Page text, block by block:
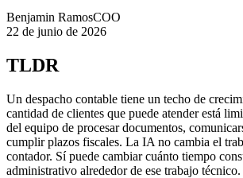
Benjamin RamosCOO
22 de junio de 2026
TLDR
Un despacho contable tiene un techo de
cantidad de clientes que puede atender está
del equipo de procesar documentos,
cumplir plazos fiscales. La IA no cambia el
contador. Sí puede cambiar cuánto tiempo
administrativo alrededor de ese trabajo técnico.